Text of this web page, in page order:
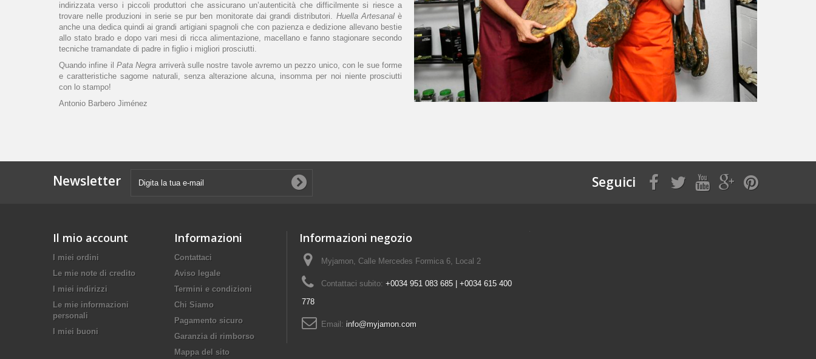
indirizzata verso i piccoli produttori che assicurano un’autenticità che difficilmente si riesce a
trovare nelle produzioni in serie se pur ben monitorate dai grandi distributori. Huella Artesanalè
anche una dedica quindi ai grandi artigiani spagnoli che con pazienza e dedizione allevano bestie
allo stato brado e dopo vari mesi di ricca alimentazione, macellano e fanno stagionare secondo
tecniche tramandate di padre in figlio i migliori prosciutti.
Quando infine il Pata Negra arriverà sulle nostre tavole avremo un pezzo unico, con le sue forme
e caratteristiche sagome naturali, senza alterazione alcuna, insomma per noi niente prosciutti
con lo stampo!
Antonio Barbero Jiménez
Newsletter Seguici
Il mio account
I miei ordini
Le mie note di credito
I miei indirizzi
Le mie informazioni
personali
I miei buoni
Informazioni
Contattaci
Aviso legale
Termini e condizioni
Chi Siamo
Pagamento sicuro
Garanzia di rimborso
Mappa del sito
Informazioni negozio
Myjamon, Calle Mercedes Formica 6, Local 2
Contattaci subito: +0034 951 083 685 | +0034 615 400
778
Email: info@myjamon.com